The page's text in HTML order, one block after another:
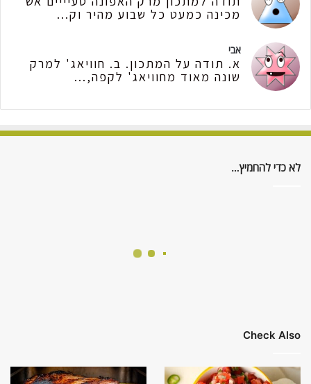
מכינה כמעט כל שבוע מהיר וק...
אבי
א. תודה על המתכון. ב. חוויאג' למרק
שונה מאוד מחוויאג' לקפה,...
לא כדי להחמיץ…
Check Also